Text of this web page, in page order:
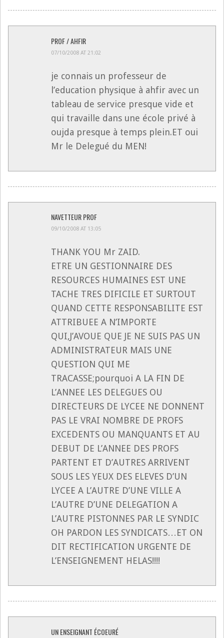
PROF / AHFIR
07/10/2008 AT 21:02
je connais un professeur de
l’education physique à ahfir avec un
tableau de service presque vide et
qui travaille dans une école privé à
oujda presque à temps plein.ET oui
Mr le Delegué du MEN!
NAVETTEUR PROF
09/10/2008 AT 13:05
THANK YOU Mr ZAID.
ETRE UN GESTIONNAIRE DES
RESOURCES HUMAINES EST UNE
TACHE TRES DIFICILE ET SURTOUT
QUAND CETTE RESPONSABILITE EST
ATTRIBUEE A N’IMPORTE
QUI,J’AVOUE QUE JE NE SUIS PAS UN
ADMINISTRATEUR MAIS UNE
QUESTION QUI ME
TRACASSE;pourquoi A LA FIN DE
L’ANNEE LES DELEGUES OU
DIRECTEURS DE LYCEE NE DONNENT
PAS LE VRAI NOMBRE DE PROFS
EXCEDENTS OU MANQUANTS ET AU
DEBUT DE L’ANNEE DES PROFS
PARTENT ET D’AUTRES ARRIVENT
SOUS LES YEUX DES ELEVES D’UN
LYCEE A L’AUTRE D’UNE VILLE A
L’AUTRE D’UNE DELEGATION A
L’AUTRE PISTONNES PAR LE SYNDIC
OH PARDON LES SYNDICATS…ET ON
DIT RECTIFICATION URGENTE DE
L’ENSEIGNEMENT HELAS!!!!
UN ENSEIGNANT ÉCOEURÉ